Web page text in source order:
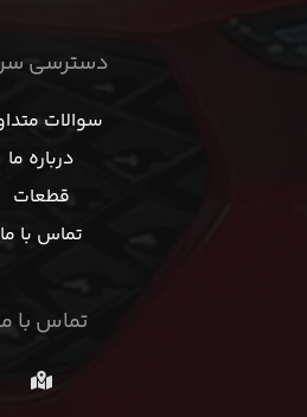
دسترسی
سوالات
درباره ما
قطعات
تماس با ما
تماس با